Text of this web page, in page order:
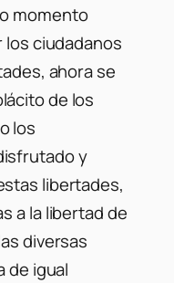
momento
ciudadanos
ahora se
de los
los
y
libertades,
a la libertad de
diversas
de igual